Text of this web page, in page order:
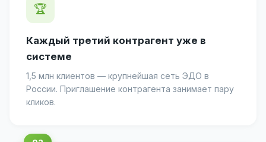
🏆
Каждый третий контрагент уже в
системе
1,5 млн клиентов — крупнейшая сеть ЭДО в
России. Приглашение контрагента занимает пару
кликов.